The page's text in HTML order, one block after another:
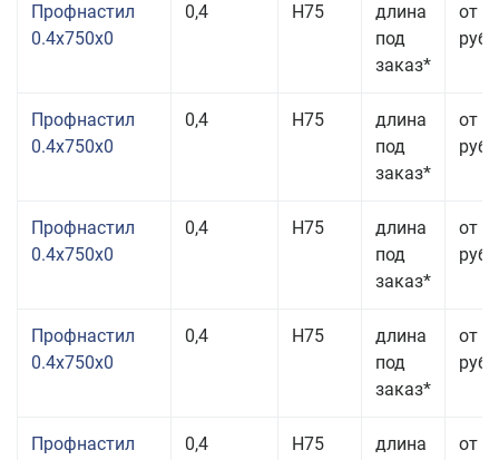
Профнастил
0.4x750x0
0,4 Н75
длина
под
заказ*
от
руб.
Профнастил
0.4x750x0
0,4 Н75
длина
под
заказ*
от
руб.
Профнастил
0.4x750x0
0,4 Н75
длина
под
заказ*
от
руб.
Профнастил
0.4x750x0
0,4 Н75
длина
под
заказ*
от
руб.
Профнастил
0,4 Н75
длина
от